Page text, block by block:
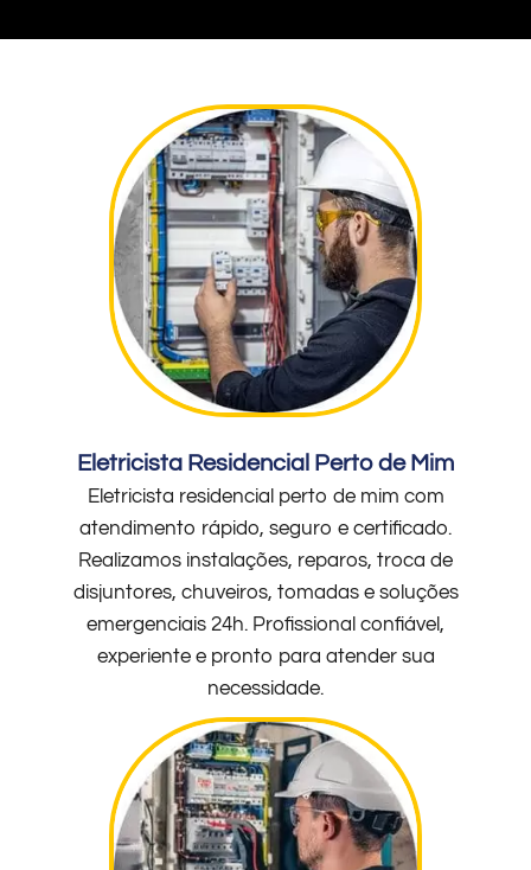
Eletricista Residencial Perto de Mim
Eletricista residencial perto de mim com
atendimento rápido, seguro e certificado.
Realizamos instalações, reparos, troca de
disjuntores, chuveiros, tomadas e soluções
emergenciais 24h. Profissional confiável,
experiente e pronto para atender sua
necessidade.